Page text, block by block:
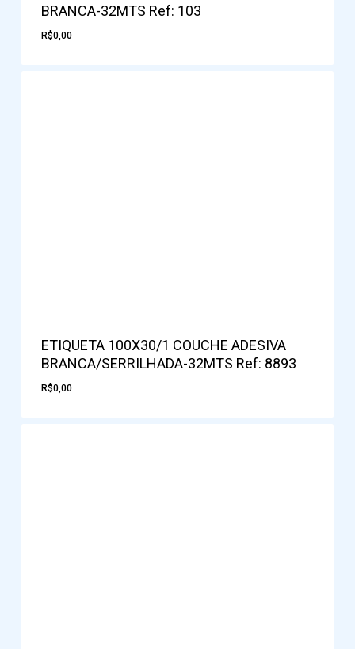
BRANCA-32MTS Ref: 103
R$0,00
ETIQUETA 100X30/1 COUCHE ADESIVA
BRANCA/SERRILHADA-32MTS Ref: 8893
R$0,00